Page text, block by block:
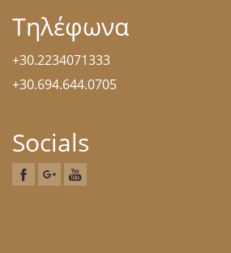
Τηλέφωνα
+30.2234071333
+30.694.644.0705
Socials